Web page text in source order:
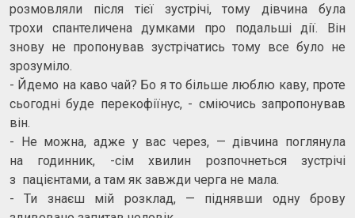
розмовляли після тієї зустрічі, тому дівчина була
трохи спантеличена думками про подальші дії. Він
знову не пропонував зустрічатись тому все було не
зрозуміло.
- Йдемо на каво чай? Бо я то більше люблю каву, проте
сьогодні буде перекофіїнус, - сміючись запропонував
він.
- Не можна, адже у вас через, — дівчина поглянула
на годинник, -сім хвилин розпочнеться зустрічі
з пацієнтами, а там як завжди черга не мала.
- Ти знаєш мій розклад, — піднявши одну брову